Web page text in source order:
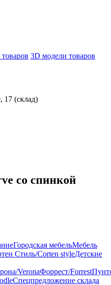
3D модели товаров
17 (склад)
со спинкой
Городская мебельМебель
Стиль/Corten styleДетские
VeronaФоррест/Forrest
Спецпредложение склада